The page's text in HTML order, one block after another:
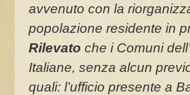
avvenuto con la
popolazione residente in
Rilevato che i Comuni
Italiane, senza alcun
quali: l’ufficio presente a